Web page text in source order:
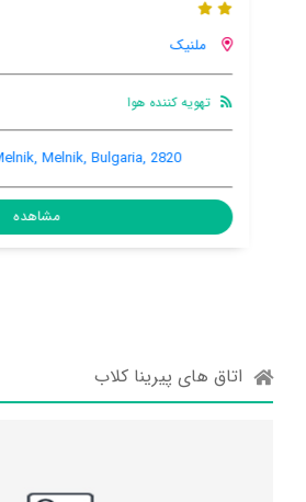
ملنیک
تهویه کننده هوا
Melnik, Melnik, Bulgaria, 2820
مشاهده
اتاق های پیرینا کلاب